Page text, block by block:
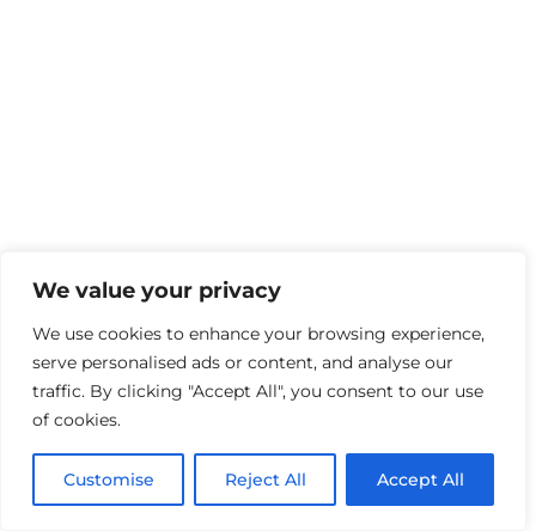
We value your privacy
We use cookies to enhance your browsing experience,
serve personalised ads or content, and analyse our
traffic. By clicking "Accept All", you consent to our use
of cookies.
Customise Reject All Accept All